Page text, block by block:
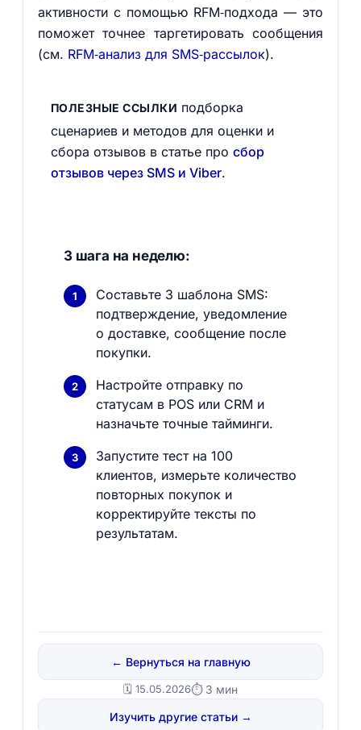
активности с помощью RFM‑подхода — это
поможет точнее таргетировать сообщения
(см. RFM‑анализ для SMS‑рассылок).
ПОЛЕЗНЫЕ ССЫЛКИ подборка
сценариев и методов для оценки и
сбора отзывов в статье про сбор
отзывов через SMS и Viber.
3 шага на неделю:
Составьте 3 шаблона SMS:
подтверждение, уведомление
о доставке, сообщение после
покупки.
Настройте отправку по
статусам в POS или CRM и
назначьте точные тайминги.
Запустите тест на 100
клиентов, измерьте количество
повторных покупок и
корректируйте тексты по
результатам.
← Вернуться на главную
🗓️ 15.05.2026⏱ 3 мин
Изучить другие статьи →